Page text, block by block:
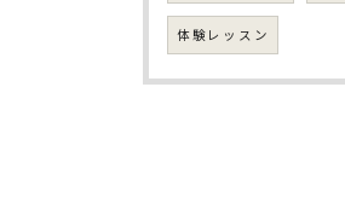
体験レッスン